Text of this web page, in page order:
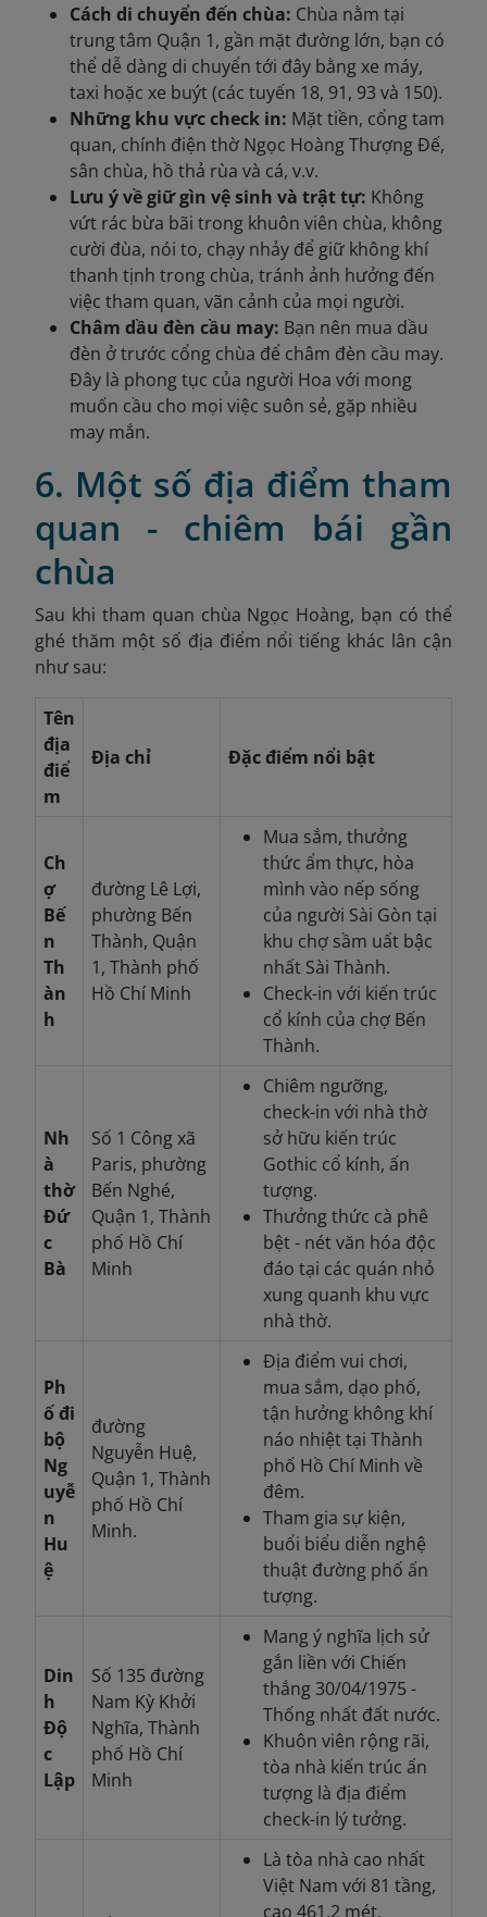
Cách di chuyển đến chùa: Chùa nằm tại
trung tâm Quận 1, gần mặt đường lớn, bạn có
thể dễ dàng di chuyển tới đây bằng xe máy,
taxi hoặc xe buýt (các tuyến 18, 91, 93 và 150).
Những khu vực check in: Mặt tiền, cổng tam
quan, chính điện thờ Ngọc Hoàng Thượng Đế,
sân chùa, hồ thả rùa và cá, v.v.
Lưu ý về giữ gìn vệ sinh và trật tự: Không
vứt rác bừa bãi trong khuôn viên chùa, không
cười đùa, nói to, chạy nhảy để giữ không khí
thanh tịnh trong chùa, tránh ảnh hưởng đến
việc tham quan, vãn cảnh của mọi người.
Châm dầu đèn cầu may: Bạn nên mua dầu
đèn ở trước cổng chùa để châm đèn cầu may.
Đây là phong tục của người Hoa với mong
muốn cầu cho mọi việc suôn sẻ, gặp nhiều
may mắn.
6. Một số địa điểm tham
quan - chiêm bái gần
chùa
Sau khi tham quan chùa Ngọc Hoàng, bạn có thể
ghé thăm một số địa điểm nổi tiếng khác lân cận
như sau:
Tên
địa
điể
m
Địa chỉ Đặc điểm nổi bật
Ch
ợ
Bế
n
Th
àn
h
đường Lê Lợi,
phường Bến
Thành, Quận
1, Thành phố
Hồ Chí Minh
Mua sắm, thưởng
thức ẩm thực, hòa
mình vào nếp sống
của người Sài Gòn tại
khu chợ sầm uất bậc
nhất Sài Thành.
Check-in với kiến trúc
cổ kính của chợ Bến
Thành.
Nh
à
thờ
Đứ
c
Bà
Số 1 Công xã
Paris, phường
Bến Nghé,
Quận 1, Thành
phố Hồ Chí
Minh
Chiêm ngưỡng,
check-in với nhà thờ
sở hữu kiến trúc
Gothic cổ kính, ấn
tượng.
Thưởng thức cà phê
bệt - nét văn hóa độc
đáo tại các quán nhỏ
xung quanh khu vực
nhà thờ.
Ph
ố đi
bộ
Ng
uyễ
n
Hu
ệ
đường
Nguyễn Huệ,
Quận 1, Thành
phố Hồ Chí
Minh.
Địa điểm vui chơi,
mua sắm, dạo phố,
tận hưởng không khí
náo nhiệt tại Thành
phố Hồ Chí Minh về
đêm.
Tham gia sự kiện,
buổi biểu diễn nghệ
thuật đường phố ấn
tượng.
Din
h
Độ
c
Lập
Số 135 đường
Nam Kỳ Khởi
Nghĩa, Thành
phố Hồ Chí
Minh
Mang ý nghĩa lịch sử
gắn liền với Chiến
thắng 30/04/1975 -
Thống nhất đất nước.
Khuôn viên rộng rãi,
tòa nhà kiến trúc ấn
tượng là địa điểm
check-in lý tưởng.
Là tòa nhà cao nhất
Việt Nam với 81 tầng,
cao 461,2 mét.